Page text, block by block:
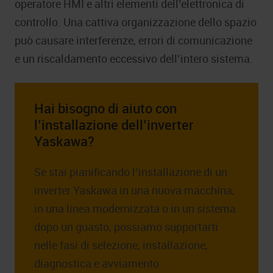
operatore HMI e altri elementi dell’elettronica di
controllo. Una cattiva organizzazione dello spazio
può causare interferenze, errori di comunicazione
e un riscaldamento eccessivo dell’intero sistema.
Hai bisogno di aiuto con
l’installazione dell’inverter
Yaskawa?
Se stai pianificando l’installazione di un
inverter Yaskawa in una nuova macchina,
in una linea modernizzata o in un sistema
dopo un guasto, possiamo supportarti
nelle fasi di selezione, installazione,
diagnostica e avviamento.